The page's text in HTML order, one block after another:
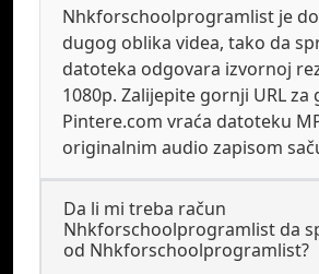
Nhkforschoolprogramlist je
dugog oblika videa, tako da
datoteka odgovara izvornoj
1080p. Zalijepite gornji URL za
Pintere.com vraća datoteku
originalnim audio zapisom
Da li mi treba račun
Nhkforschoolprogramlist da
od Nhkforschoolprogramlist?